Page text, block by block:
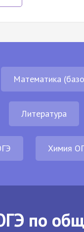
Математика
Литература
Химия
по